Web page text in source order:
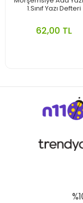
1.Sınıf Yazı Defteri
62,00 TL